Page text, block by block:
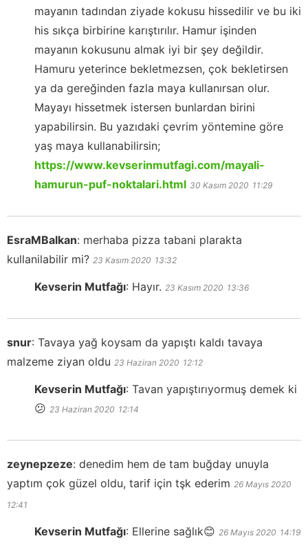
mayanın tadından ziyade kokusu hissedilir ve bu iki
his sıkça birbirine karıştırılır. Hamur işinden
mayanın kokusunu almak iyi bir şey değildir.
Hamuru yeterince bekletmezsen, çok bekletirsen
ya da gereğinden fazla maya kullanırsan olur.
Mayayı hissetmek istersen bunlardan birini
yapabilirsin. Bu yazıdaki çevrim yöntemine göre
yaş maya kullanabilirsin;
https://www.kevserinmutfagi.com/mayali-
hamurun-puf-noktalari.html 30 Kasım 2020 11:29
EsraMBalkan: merhaba pizza tabani plarakta
kullanilabilir mi? 23 Kasım 2020 13:32
Kevserin Mutfağı: Hayır. 23 Kasım 2020 13:36
snur: Tavaya yağ koysam da yapıştı kaldı tavaya
malzeme ziyan oldu 23 Haziran 2020 12:12
Kevserin Mutfağı: Tavan yapıştırıyormuş demek ki
😕 23 Haziran 2020 12:14
zeynepzeze: denedim hem de tam buğday unuyla
yaptım çok güzel oldu, tarif için tşk ederim 26 Mayıs 2020
12:41
Kevserin Mutfağı: Ellerine sağlık😊 26 Mayıs 2020 14:19